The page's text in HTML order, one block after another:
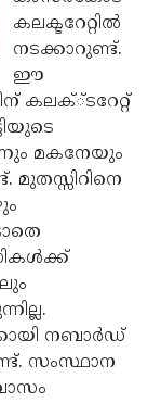
കലക്ടറേറ്റില്‍
നടക്കാറുണ്ട്.
ഈ
കലക്്ടറേറ്റ്
മകനേയും
നബാര്‍ഡ്
സംസ്ഥാന